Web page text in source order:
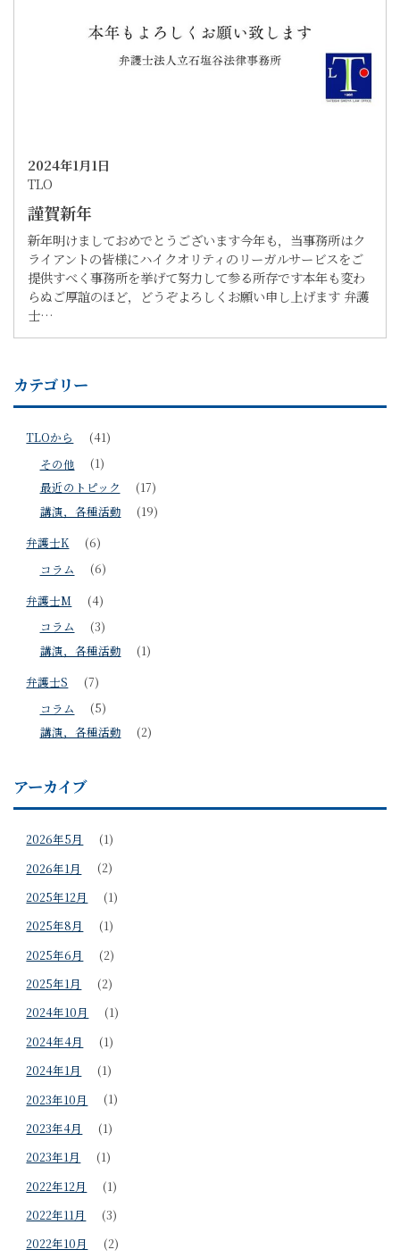
2024年1月1日
TLO
謹賀新年
新年明けましておめでとうございます今年も，当事務所はク
ライアントの皆様にハイクオリティのリーガルサービスをご
提供すべく事務所を挙げて努力して参る所存です本年も変わ
らぬご厚誼のほど，どうぞよろしくお願い申し上げます 弁護
士…
カテゴリー
TLOから
(41)
その他
(1)
最近のトピック
(17)
講演，各種活動
(19)
弁護士K
(6)
コラム
(6)
弁護士M
(4)
コラム
(3)
講演，各種活動
(1)
弁護士S
(7)
コラム
(5)
講演，各種活動
(2)
アーカイブ
2026年5月
(1)
2026年1月
(2)
2025年12月
(1)
2025年8月
(1)
2025年6月
(2)
2025年1月
(2)
2024年10月
(1)
2024年4月
(1)
2024年1月
(1)
2023年10月
(1)
2023年4月
(1)
2023年1月
(1)
2022年12月
(1)
2022年11月
(3)
2022年10月
(2)